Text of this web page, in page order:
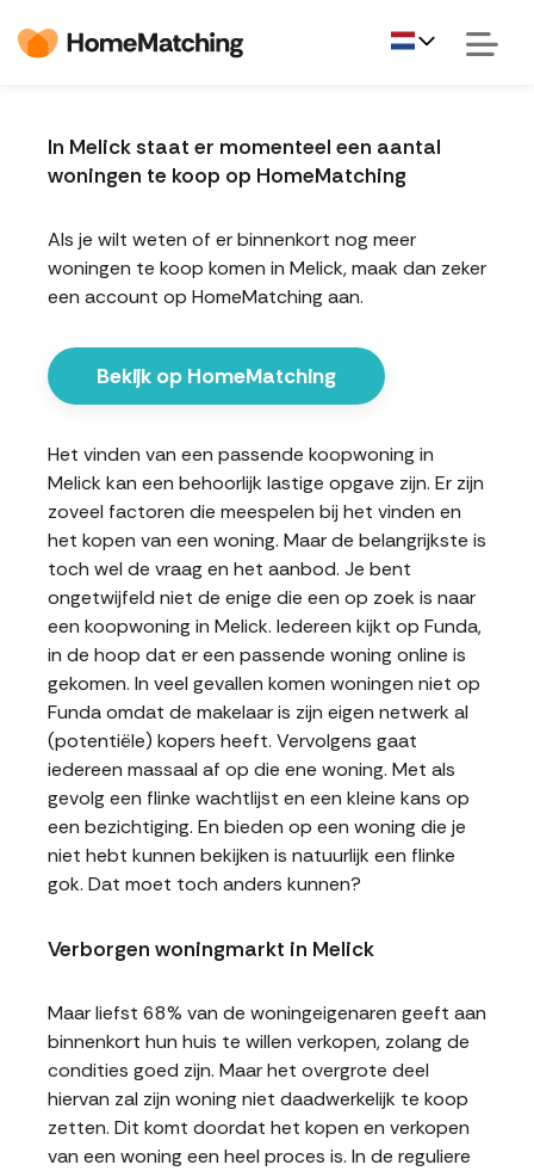
In Melick staat er momenteel een aantal
woningen te koop op HomeMatching
Als je wilt weten of er binnenkort nog meer
woningen te koop komen in Melick, maak dan zeker
een account op HomeMatching aan.
Bekijk op HomeMatching
Het vinden van een passende koopwoning in
Melick kan een behoorlijk lastige opgave zijn. Er zijn
zoveel factoren die meespelen bij het vinden en
het kopen van een woning. Maar de belangrijkste is
toch wel de vraag en het aanbod. Je bent
ongetwijfeld niet de enige die een op zoek is naar
een koopwoning in Melick. Iedereen kijkt op Funda,
in de hoop dat er een passende woning online is
gekomen. In veel gevallen komen woningen niet op
Funda omdat de makelaar is zijn eigen netwerk al
(potentiële) kopers heeft. Vervolgens gaat
iedereen massaal af op die ene woning. Met als
gevolg een flinke wachtlijst en een kleine kans op
een bezichtiging. En bieden op een woning die je
niet hebt kunnen bekijken is natuurlijk een flinke
gok. Dat moet toch anders kunnen?
Verborgen woningmarkt in Melick
Maar liefst 68% van de woningeigenaren geeft aan
binnenkort hun huis te willen verkopen, zolang de
condities goed zijn. Maar het overgrote deel
hiervan zal zijn woning niet daadwerkelijk te koop
zetten. Dit komt doordat het kopen en verkopen
van een woning een heel proces is. In de reguliere